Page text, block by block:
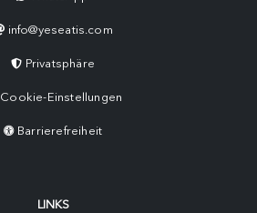
info@yeseatis.com
Privatsphäre
Cookie-Einstellungen
Barrierefreiheit
LINKS